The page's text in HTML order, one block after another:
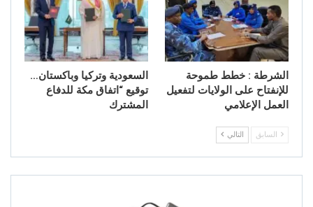
الشرطة : خطط طموحة
للإنفتاح على الولايات لتفعيل
العمل الإعلامي
السعودية وتركيا وباكستان…
توقيع “اتفاق مكة للدفاع
المشترك
السابق التالي